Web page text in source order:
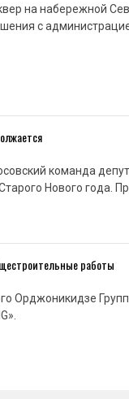
на набережной
с
команда
Нового года.
работы
Орджоникидзе